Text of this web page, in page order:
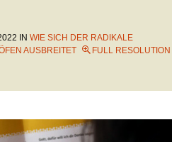
IN WIE SICH DER RADIKALE
AUSBREITET
FULL RESOLUTION